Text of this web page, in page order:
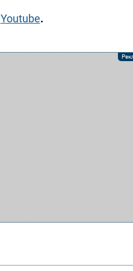
Youtube.